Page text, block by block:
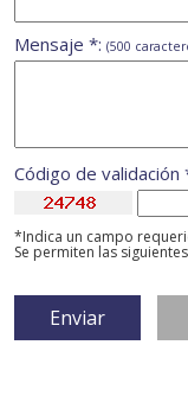
Mensaje *: (500
Código de validación
*Indica un campo
Se permiten las